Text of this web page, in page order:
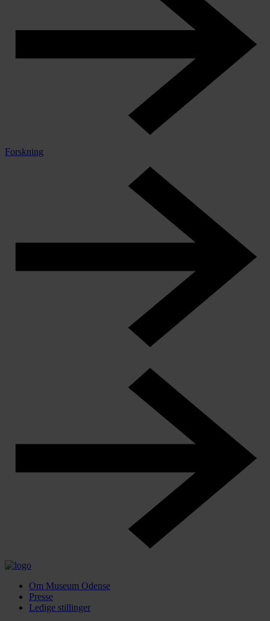
Forskning
Om Museum Odense
Presse
Ledige stillinger